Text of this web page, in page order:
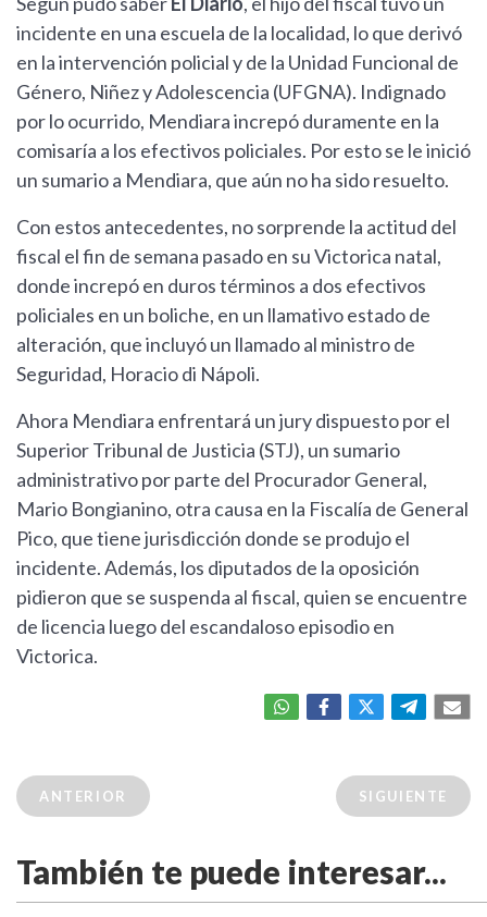
incidente en una escuela de la localidad, lo que derivó
en la intervención policial y de la Unidad Funcional de
Género, Niñez y Adolescencia (UFGNA). Indignado
por lo ocurrido, Mendiara increpó duramente en la
comisaría a los efectivos policiales. Por esto se le inició
un sumario a Mendiara, que aún no ha sido resuelto.
Con estos antecedentes, no sorprende la actitud del
fiscal el fin de semana pasado en su Victorica natal,
donde increpó en duros términos a dos efectivos
policiales en un boliche, en un llamativo estado de
alteración, que incluyó un llamado al ministro de
Seguridad, Horacio di Nápoli.
Ahora Mendiara enfrentará un jury dispuesto por el
Superior Tribunal de Justicia (STJ), un sumario
administrativo por parte del Procurador General,
Mario Bongianino, otra causa en la Fiscalía de General
Pico, que tiene jurisdicción donde se produjo el
incidente. Además, los diputados de la oposición
pidieron que se suspenda al fiscal, quien se encuentre
de licencia luego del escandaloso episodio en
Victorica.
ANTERIOR SIGUIENTE
También te puede interesar...